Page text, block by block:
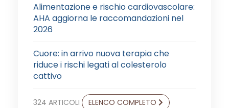
Alimentazione e rischio cardiovascolare:
AHA aggiorna le raccomandazioni nel
2026
Cuore: in arrivo nuova terapia che
riduce i rischi legati al colesterolo
cattivo
324 ARTICOLI ELENCO COMPLETO